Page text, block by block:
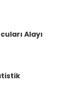
Alayı